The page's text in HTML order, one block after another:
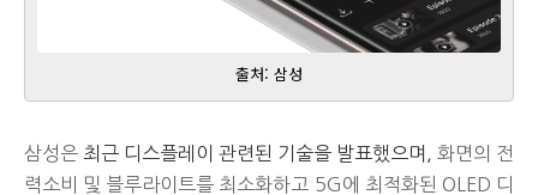
출처: 삼성
삼성은 최근 디스플레이 관련된 기술을 발표했으며, 화면의 전
력소비 및 블루라이트를 최소화하고 5G에 최적화된 OLED 디